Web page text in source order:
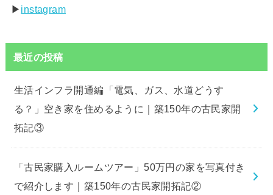
▶︎ instagram
最近の投稿
生活インフラ開通編「電気、ガス、水道どうす
る？」空き家を住めるように｜築150年の古民家開
拓記③
「古民家購入ルームツアー」50万円の家を写真付き
で紹介します｜築150年の古民家開拓記②